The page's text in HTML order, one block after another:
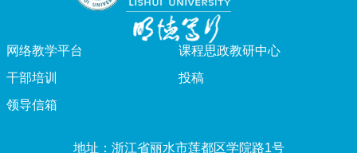
网络教学平台
课程思政教研中心
干部培训
投稿
领导信箱
地址：浙江省丽水市莲都区学院路1号